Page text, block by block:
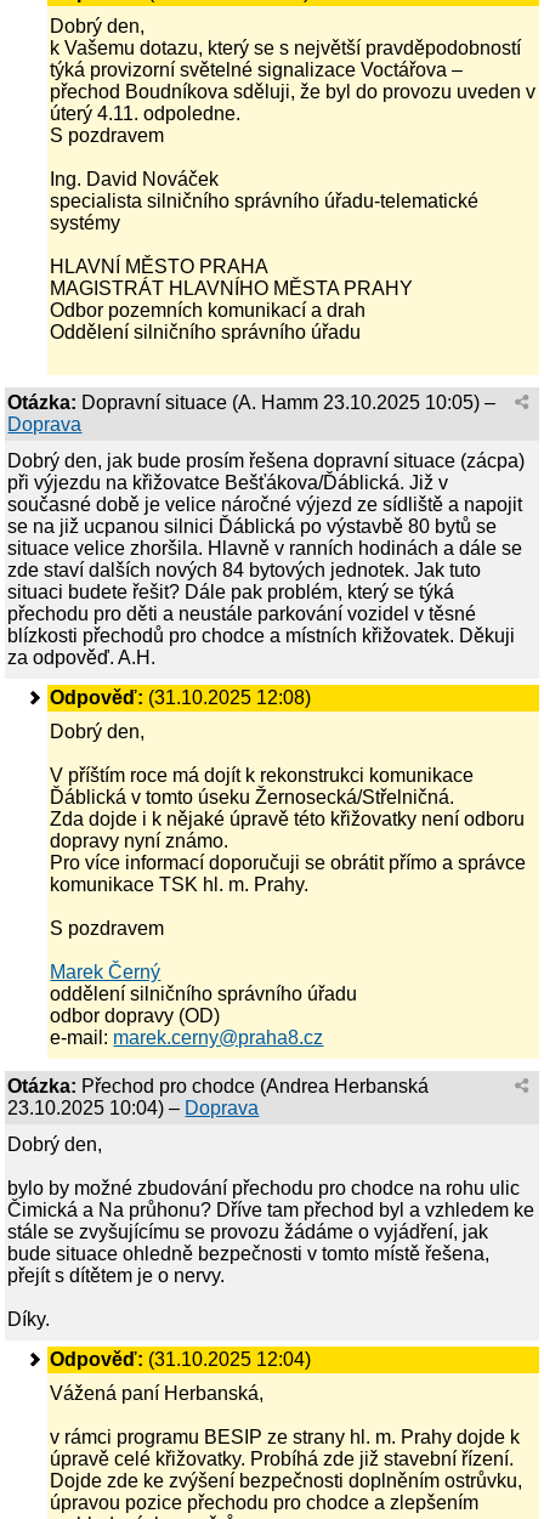
Dobrý den,
k Vašemu dotazu, který se s největší pravděpodobností
týká provizorní světelné signalizace Voctářova –
přechod Boudníkova sděluji, že byl do provozu uveden v
úterý 4.11. odpoledne.
S pozdravem
Ing. David Nováček
specialista silničního správního úřadu-telematické
systémy
HLAVNÍ MĚSTO PRAHA
MAGISTRÁT HLAVNÍHO MĚSTA PRAHY
Odbor pozemních komunikací a drah
Oddělení silničního správního úřadu
Otázka: Dopravní situace (A. Hamm 23.10.2025 10:05) –
Doprava
Dobrý den, jak bude prosím řešena dopravní situace (zácpa)
při výjezdu na křižovatce Bešťákova/Ďáblická. Již v
současné době je velice náročné výjezd ze sídliště a napojit
se na již ucpanou silnici Ďáblická po výstavbě 80 bytů se
situace velice zhoršila. Hlavně v ranních hodinách a dále se
zde staví dalších nových 84 bytových jednotek. Jak tuto
situaci budete řešit? Dále pak problém, který se týká
přechodu pro děti a neustále parkování vozidel v těsné
blízkosti přechodů pro chodce a místních křižovatek. Děkuji
za odpověď. A.H.
Odpověď: (31.10.2025 12:08)
Dobrý den,
V příštím roce má dojít k rekonstrukci komunikace
Ďáblická v tomto úseku Žernosecká/Střelničná.
Zda dojde i k nějaké úpravě této křižovatky není odboru
dopravy nyní známo.
Pro více informací doporučuji se obrátit přímo a správce
komunikace TSK hl. m. Prahy.
S pozdravem
Marek Černý
oddělení silničního správního úřadu
odbor dopravy (OD)
e-mail: marek.cerny@praha8.cz
Otázka: Přechod pro chodce (Andrea Herbanská
23.10.2025 10:04) – Doprava
Dobrý den,
bylo by možné zbudování přechodu pro chodce na rohu ulic
Čimická a Na průhonu? Dříve tam přechod byl a vzhledem ke
stále se zvyšujícímu se provozu žádáme o vyjádření, jak
bude situace ohledně bezpečnosti v tomto místě řešena,
přejít s dítětem je o nervy.
Díky.
Odpověď: (31.10.2025 12:04)
Vážená paní Herbanská,
v rámci programu BESIP ze strany hl. m. Prahy dojde k
úpravě celé křižovatky. Probíhá zde již stavební řízení.
Dojde zde ke zvýšení bezpečnosti doplněním ostrůvku,
úpravou pozice přechodu pro chodce a zlepšením